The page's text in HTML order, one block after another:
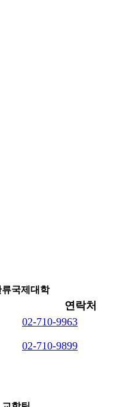
류국제대학
연락처
02-710-9963
02-710-9899